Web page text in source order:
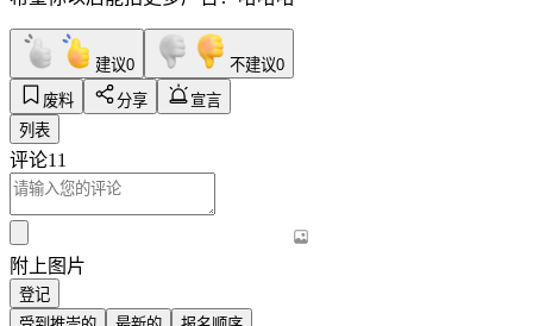
建议0 不建议0
废料
分享
宣言
列表
评论11
附上图片
登记